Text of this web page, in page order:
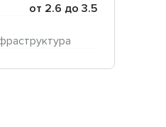
от 2.6 до 3.5